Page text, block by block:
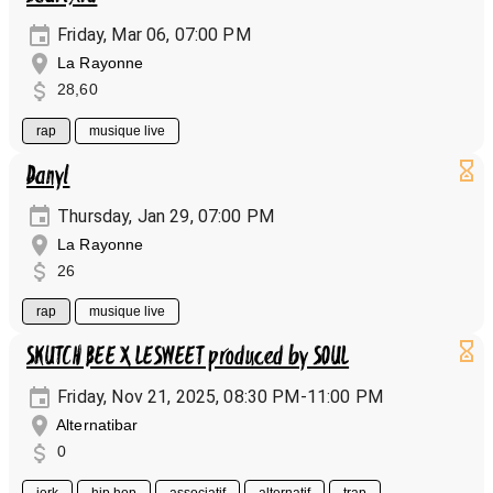
Friday, Mar 06, 07:00 PM
La Rayonne
28,60
rap musique live
Danyl
Thursday, Jan 29, 07:00 PM
La Rayonne
26
rap musique live
SKUTCH BEE X LESWEET produced by SOUL
Friday, Nov 21, 2025, 08:30 PM-11:00 PM
Alternatibar
0